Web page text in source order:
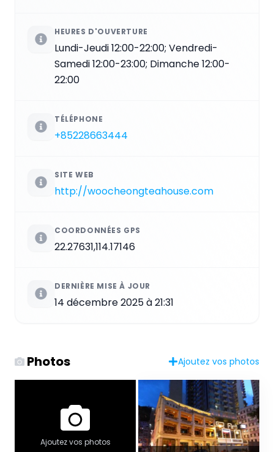
HEURES D'OUVERTURE
Lundi-Jeudi 12:00-22:00; Vendredi-
Samedi 12:00-23:00; Dimanche 12:00-
22:00
TÉLÉPHONE
+85228663444
SITE WEB
http://woocheongteahouse.com
COORDONNÉES GPS
22.27631,114.17146
DERNIÈRE MISE À JOUR
14 décembre 2025 à 21:31
Photos Ajoutez vos photos
Ajoutez vos photos